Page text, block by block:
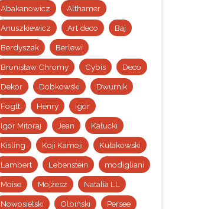
Abakanowicz Althamer
Anuszkiewicz Art deco Baj
Berdyszak Berlewi
Bronisław Chromy Cybis Deco
Dekor Dobkowski Dwurnik
Fogtt Henry Igor
Igor Mitoraj Jean Kałucki
Kisling Koji Kamoji Kułakowski
Lambert Lebenstein modigliani
Moise Mojżesz Natalia LL
Nowosielski Olbiński Persee